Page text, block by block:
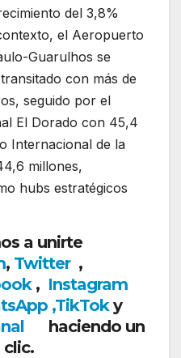
del 3,8%
el Aeropuerto
Guarulhos se
con más de
seguido por el
El Dorado con 45,4
Internacional de la
millones,
hubs estratégicos
a unirte
, Twitter ,
, Instagram
,TikToky
haciendo un
clic.